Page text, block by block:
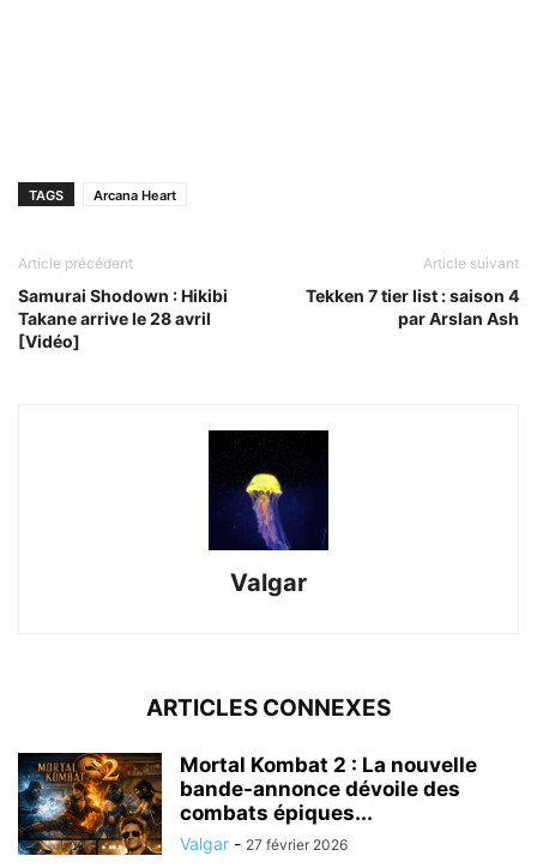
TAGS Arcana Heart
Article précédent
Samurai Shodown : Hikibi
Takane arrive le 28 avril
[Vidéo]
Article suivant
Tekken 7 tier list : saison 4
par Arslan Ash
Valgar
ARTICLES CONNEXES
Mortal Kombat 2 : La nouvelle
bande-annonce dévoile des
combats épiques...
Valgar - 27 février 2026